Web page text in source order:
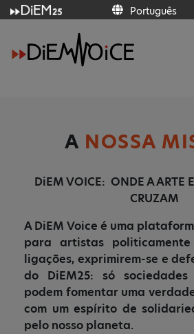
Português
A NOSSA
DiEM VOICE: ONDE A ARTE
CRUZAM
A DiEM Voice é uma
para artistas
ligações, exprimirem-se e
do DiEM25: só
podem fomentar uma
com um espírito de
pelo nosso planeta.